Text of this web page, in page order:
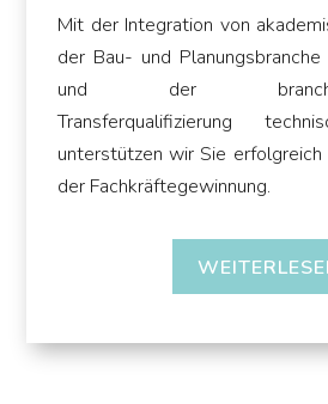
Mit der Integration von
der Bau- und
und der
Transferqualifizierung
unterstützen wir Sie erfolgreich
der Fachkräftegewinnung.